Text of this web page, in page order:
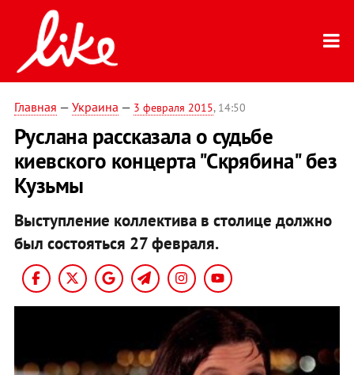
Главная — Украина — 3 февраля 2015, 14:50
Руслана рассказала о судьбе
киевского концерта "Скрябина" без
Кузьмы
Выступление коллектива в столице должно
был состояться 27 февраля.